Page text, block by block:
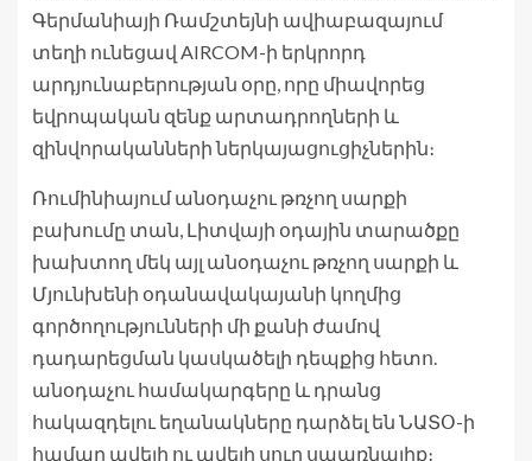
Գերմանիայի Ռամշտեյնի ավիաբազայում
տեղի ունեցավ AIRCOM-ի երկրորդ
արդյունաբերության օրը, որը միավորեց
եվրոպական զենք արտադրողների և
զինվորականների ներկայացուցիչներին։
Ռումինիայում անօդաչու թռչող սարքի
բախումը տան, Լիտվայի օդային տարածքը
խախտող մեկ այլ անօդաչու թռչող սարքի և
Մյունխենի օդանավակայանի կողմից
գործողությունների մի քանի ժամով
դադարեցման կասկածելի դեպքից հետո.
անօդաչու համակարգերը և դրանց
հակազդելու եղանակները դարձել են ՆԱՏՕ-ի
համար ավելի ու ավելի սուր սպառնալիք։